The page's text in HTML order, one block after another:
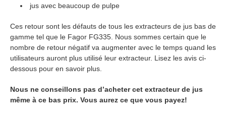
jus avec beaucoup de pulpe
Ces retour sont les défauts de tous les extracteurs de jus bas de
gamme tel que le Fagor FG335. Nous sommes certain que le
nombre de retour négatif va augmenter avec le temps quand les
utilisateurs auront plus utilisé leur extracteur. Lisez les avis ci-
dessous pour en savoir plus.
Nous ne conseillons pas d’acheter cet extracteur de jus
même à ce bas prix. Vous aurez ce que vous payez!